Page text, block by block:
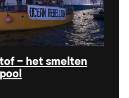
- het smelten